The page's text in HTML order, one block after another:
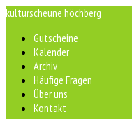
Zum
springen
kulturscheune höchberg
Gutscheine
Kalender
Archiv
Häufige Fragen
Über uns
Kontakt